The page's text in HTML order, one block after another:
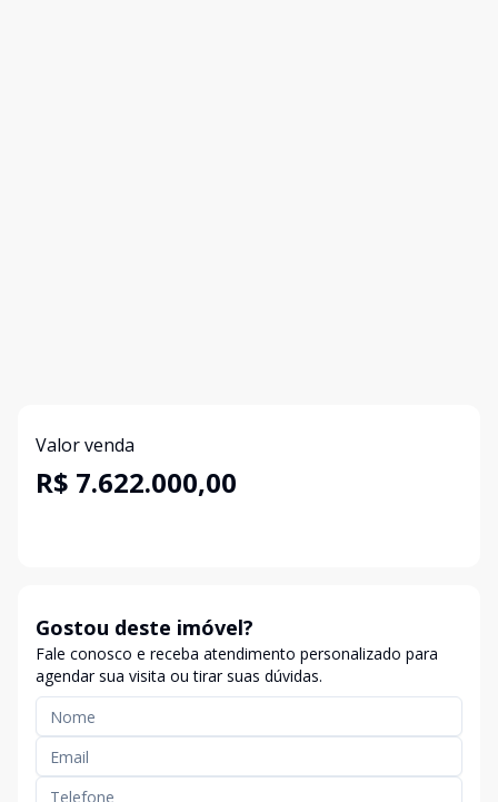
Valor venda
R$ 7.622.000,00
Gostou deste imóvel?
Fale conosco e receba atendimento personalizado para
agendar sua visita ou tirar suas dúvidas.